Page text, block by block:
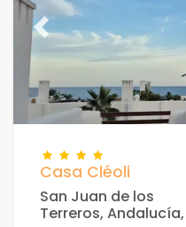
Previous
Casa Cléoli
San Juan de los
Terreros,